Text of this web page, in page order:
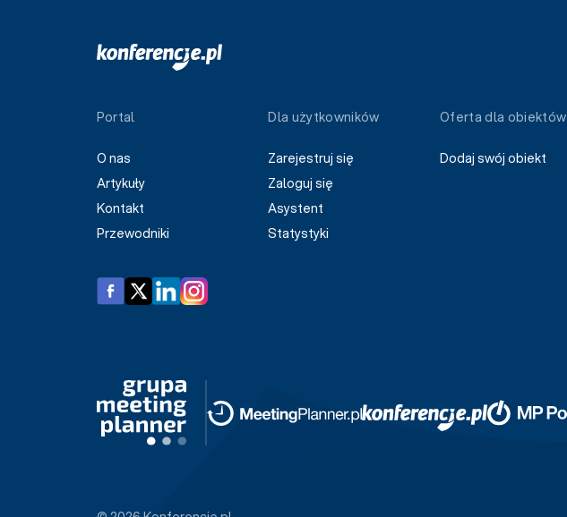
Portal
O nas
Artykuły
Kontakt
Przewodniki
Dla użytkowników
Zarejestruj się
Zaloguj się
Asystent
Statystyki
Oferta dla obiektów
Dodaj swój obiekt